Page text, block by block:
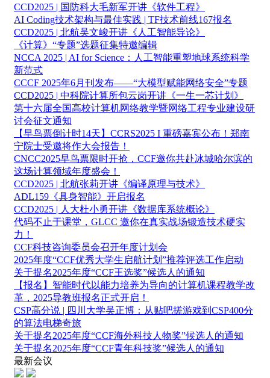
CCD2025 | 国防科大毛新军开讲《软件工程》
AI Coding技术架构与最佳实践 | TF技术前线167报名
CCD2025 | 北航吴文峻开讲《人工智能导论》
《计算》“专题”选题征集特邀编辑
NCCA 2025 | AI for Science：人工智能重塑地球系统科学
新范式
CCCF 2025年6月刊发布——“大模型赋能网络安全”专题
CCD2025 | 中科院计算所包云岗开讲《一生一芯计划》
第十六届全国高校计算机网络教学暨网络工程专业建设研
讨会征文通知
【早鸟票倒计时14天】CCRS2025 I 重磅嘉宾公布！郑南
宁院士受邀将作大会报告！
CNCC2025早鸟票限时开抢，CCF邀你共赴冰城哈尔滨的
这场计算领域年度盛会！
CCD2025 | 北航张莉开讲《编译原理与技术》
ADL159《具身智能》开启报名
CCD2025 | 人大杜小勇开讲《数据库系统概论》
代码不止于课堂，GLCC 邀你在真实战场锻造技术硬实
力！
CCF科技咨询委员会召开年度计划会
2025年度“CCF优秀大学生启航计划”推荐评选工作启动
关于提名2025年度“CCF王选奖”候选人的通知
【报名】智能时代以能力培养为导向的计算机课程教学改
革，2025导教班报名正式开启！
CSP高分说 | 四川大学吴正博：从贴吧搓游戏到CSP400分
的算法电梯奇旅
关于提名2025年度“CCF海外科技人物奖”候选人的通知
关于提名2025年度“CCF青年科技奖”候选人的通知
最新会议